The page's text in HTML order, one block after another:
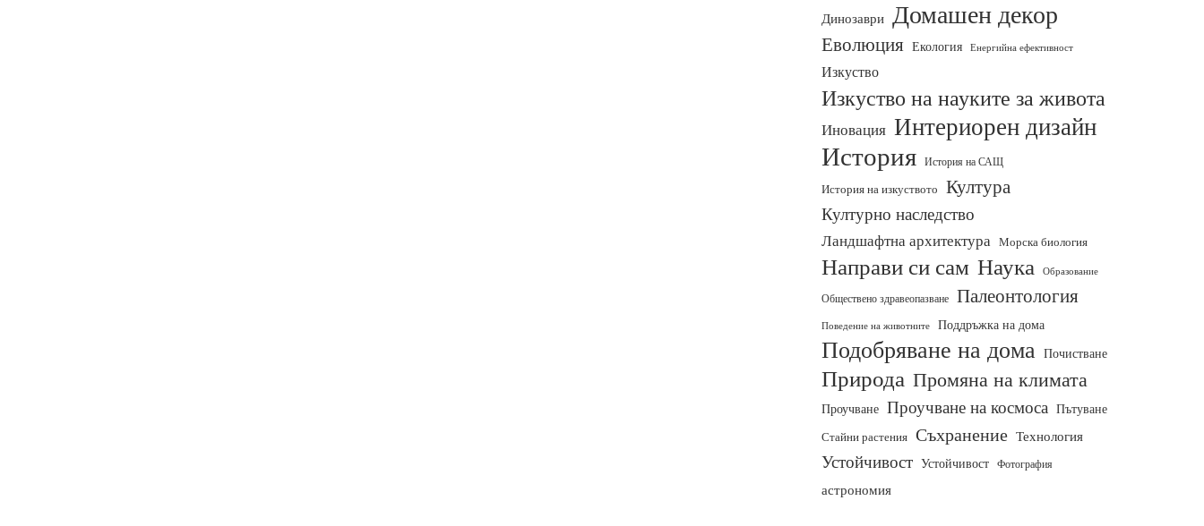
Динозаври Домашен декор
Еволюция Екология Енергийна ефективност
Изкуство
Изкуство на науките за живота
Иновация Интериорен дизайн
История История на САЩ
История на изкуството Култура
Културно наследство
Ландшафтна архитектура Морска биология
Направи си сам Наука Образование
Обществено здравеопазване Палеонтология
Поведение на животните Поддръжка на дома
Подобряване на дома Почистване
Природа Промяна на климата
Проучване Проучване на космоса Пътуване
Стайни растения Съхранение Технология
Устойчивост Устойчивост Фотография
астрономия